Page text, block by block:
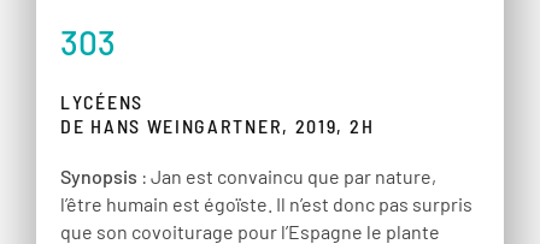
303
LYCÉENS
DE HANS WEINGARTNER, 2019, 2H
Synopsis : Jan est convaincu que par nature,
l’être humain est égoïste. Il n’est donc pas surpris
que son covoiturage pour l’Espagne le plante